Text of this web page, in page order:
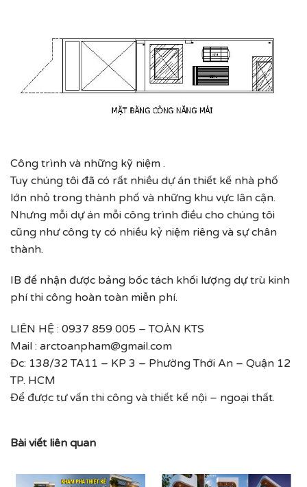
Công trình và những kỹ niệm .
Tuy chúng tôi đã có rất nhiều dự án thiết kế nhà phố
lớn nhỏ trong thành phố và những khu vực lân cận.
Nhưng mỗi dự án mỗi công trình điều cho chúng tôi
cũng như công ty có nhiều kỷ niệm riêng và sự chân
thành.
IB để nhận được bảng bốc tách khối lượng dự trù kinh
phí thi công hoàn toàn miễn phí.
LIÊN HỆ : 0937 859 005 – TOÀN KTS
Mail : arctoanpham@gmail.com
Đc: 138/32 TA11 – KP 3 – Phường Thới An – Quận 12
TP. HCM
Để được tư vấn thi công và thiết kế nội – ngoại thất.
Bài viết liên quan